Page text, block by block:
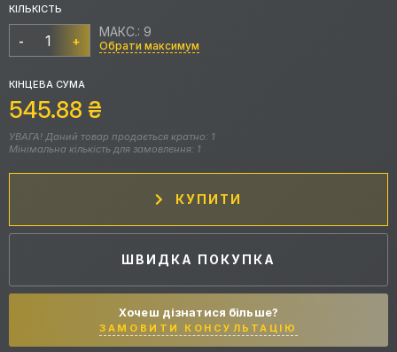
КІЛЬКІСТЬ
- +
МАКС.: 9
Обрати максимум
КІНЦЕВА СУМА
545.88 ₴
УВАГА! Даний товар продається кратно: 1
Мінімальна кількість для замовлення: 1
КУПИТИ
ШВИДКА ПОКУПКА
Хочеш дізнатися більше?
ЗАМОВИТИ КОНСУЛЬТАЦІЮ